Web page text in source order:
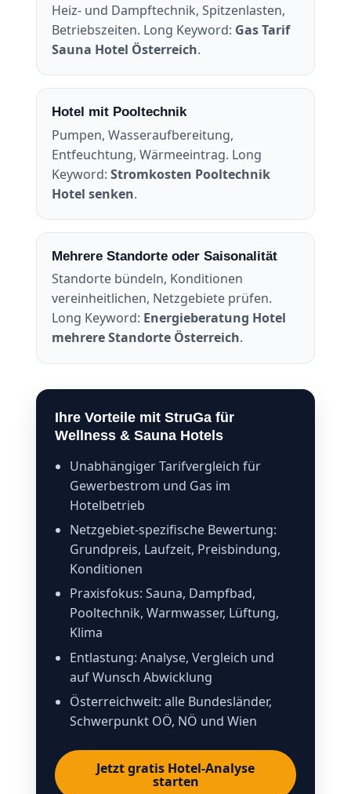
Heiz- und Dampftechnik, Spitzenlasten,
Betriebszeiten. Long Keyword: Gas Tarif
Sauna Hotel Österreich.
Hotel mit Pooltechnik
Pumpen, Wasseraufbereitung,
Entfeuchtung, Wärmeeintrag. Long
Keyword:Stromkosten Pooltechnik
Hotel senken.
Mehrere Standorte oder Saisonalität
Standorte bündeln, Konditionen
vereinheitlichen, Netzgebiete prüfen.
Long Keyword: Energieberatung Hotel
mehrere Standorte Österreich.
Ihre Vorteile mit StruGa für
Wellness & Sauna Hotels
Unabhängiger Tarifvergleich für
Gewerbestrom und Gas im
Hotelbetrieb
Netzgebiet-spezifische Bewertung:
Grundpreis, Laufzeit, Preisbindung,
Konditionen
Praxisfokus: Sauna, Dampfbad,
Pooltechnik, Warmwasser, Lüftung,
Klima
Entlastung: Analyse, Vergleich und
auf Wunsch Abwicklung
Österreichweit: alle Bundesländer,
Schwerpunkt OÖ, NÖ und Wien
Jetzt gratis Hotel-Analyse
starten